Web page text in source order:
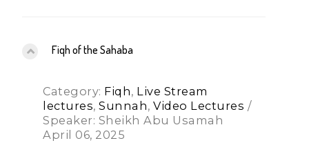
Fiqh of the Sahaba
Category: Fiqh, Live Stream
lectures,Sunnah,Video Lectures /
Speaker: Sheikh Abu Usamah
April 06, 2025